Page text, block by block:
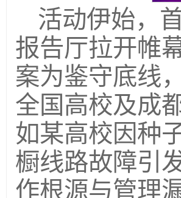
活动伊始，
报告厅拉开帷
案为鉴守底线
全国高校及成
如某高校因种
橱线路故障引
作根源与管理